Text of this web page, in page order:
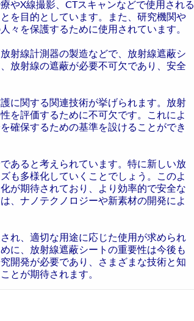
やX線撮影、CTスキャンなどで使用される
を目的としています。また、研究機関や
々を保護するために使用されています。
射線計測器の製造などで、放射線遮蔽シ
放射線の遮蔽が必要不可欠であり、安全
に関する関連技術が挙げられます。放射
を評価するために不可欠です。これによ
確保するための基準を設けることができ
あると考えられています。特に新しい放
も多様化していくことでしょう。このよ
が期待されており、より効率的で安全な
、ナノテクノロジーや新素材の開発によ
れ、適切な用途に応じた使用が求められ
に、放射線遮蔽シートの重要性は今後も
開発が必要であり、さまざまな技術と知
とが期待されます。